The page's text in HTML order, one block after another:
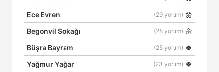
Ece Evren (29 yorum) 🌼
Begonvil Sokağı (28 yorum) 🌼
Büşra Bayram (25 yorum) 🍀
Yağmur Yağar (23 yorum) 🍀